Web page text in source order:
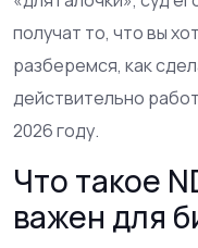
получат то, что вы
разберемся, как
действительно
2026 году.
Что такое
важен для